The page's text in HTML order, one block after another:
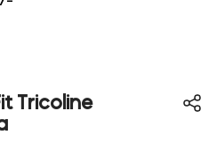
Tricoline